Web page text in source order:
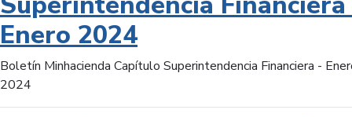
Enero 2024
Boletín Minhacienda Capítulo Superintendencia Financiera -
2024